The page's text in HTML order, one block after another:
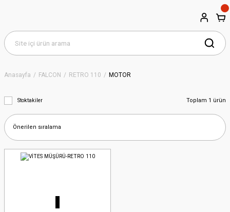
Anasayfa FALCON RETRO 110 MOTOR
Stoktakiler Toplam 1 ürün